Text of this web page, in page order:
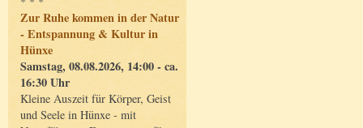
Zur Ruhe kommen in der Natur
- Entspannung & Kultur in
Hünxe
Samstag, 08.08.2026, 14:00 - ca.
16:30 Uhr
Kleine Auszeit für Körper, Geist
und Seele in Hünxe - mit